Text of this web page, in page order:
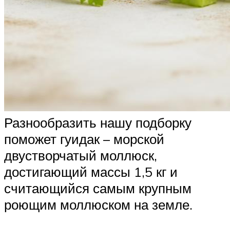
Разнообразить нашу подборку
поможет гуидак – морской
двустворчатый моллюск,
достигающий массы 1,5 кг и
считающийся самым крупным
роющим моллюском на земле.